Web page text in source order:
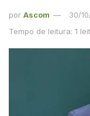
por Ascom
30/
Tempo de leitura: 1